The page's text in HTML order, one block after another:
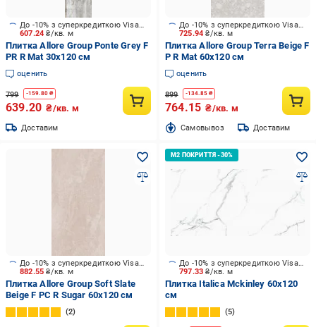
607.24₴/кв. м
До -10% з суперкредиткою Visa Вигода
Плитка Allore Group Ponte Grey F
PR R Mat 30x120 см
оценить
799 -159.80 ₴
639.20 ₴/кв. м
Доставим
725.94₴/кв. м
До -10% з суперкредиткою Visa Вигода
Плитка Allore Group Terra Beige F
P R Mat 60x120 см
оценить
899 -134.85₴
764.15 ₴/кв. м
Cамовывоз Доставим
882.55₴/кв. м
До -10% з суперкредиткою Visa Вигода
Плитка Allore Group Soft Slate
Beige F PC R Sugar 60x120 см
2
797.33₴/кв. м
До -10% з суперкредиткою Visa Вигода
Плитка Italica Mckinley 60x120
см
5